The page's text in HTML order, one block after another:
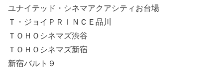
ユナイテッド・シネマアクアシティお台場
Ｔ・ジョイＰＲＩＮＣＥ品川
ＴＯＨＯシネマズ渋谷
ＴＯＨＯシネマズ新宿
新宿バルト９